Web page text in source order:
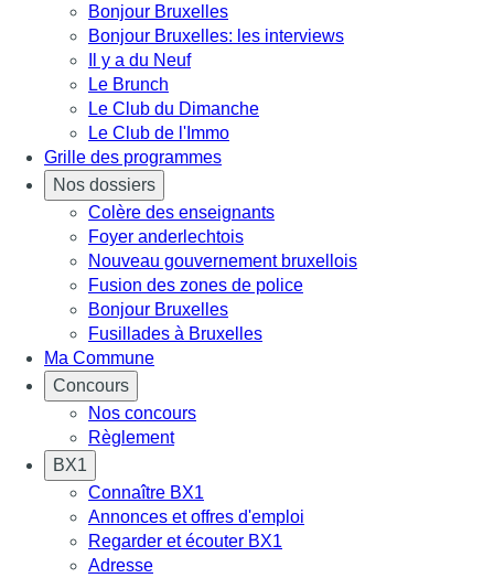
Bonjour Bruxelles
Bonjour Bruxelles: les interviews
Il y a du Neuf
Le Brunch
Le Club du Dimanche
Le Club de l'Immo
Grille des programmes
Nos dossiers
Colère des enseignants
Foyer anderlechtois
Nouveau gouvernement bruxellois
Fusion des zones de police
Bonjour Bruxelles
Fusillades à Bruxelles
Ma Commune
Concours
Nos concours
Règlement
BX1
Connaître BX1
Annonces et offres d'emploi
Regarder et écouter BX1
Adresse